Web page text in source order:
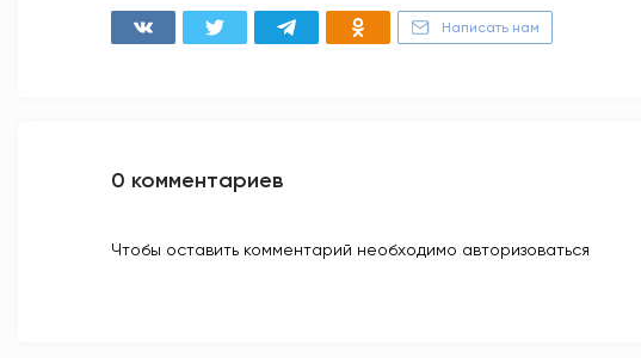
Написать нам
0 комментариев
Чтобы оставить комментарий необходимо авторизоваться